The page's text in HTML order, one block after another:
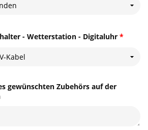
*
- Wetterstation - Digitaluhr
Kabel
gewünschten Zubehörs auf der